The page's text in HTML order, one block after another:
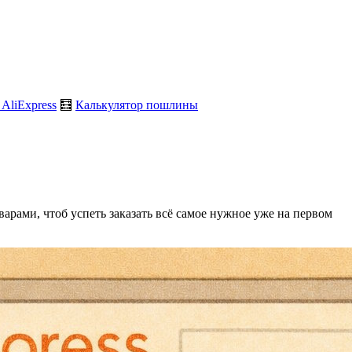
🧮 Калькулятор пошлины
чтоб успеть заказать всё самое нужное уже на первом